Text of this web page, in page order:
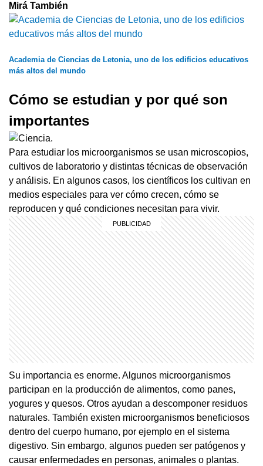
Mirá También
Academia de Ciencias de Letonia, uno de los edificios educativos
más altos del mundo
Cómo se estudian y por qué son
importantes
Para estudiar los microorganismos se usan microscopios,
cultivos de laboratorio y distintas técnicas de observación
y análisis. En algunos casos, los científicos los cultivan en
medios especiales para ver cómo crecen, cómo se
reproducen y qué condiciones necesitan para vivir.
Su importancia es enorme. Algunos microorganismos
participan en la producción de alimentos, como panes,
yogures y quesos. Otros ayudan a descomponer residuos
naturales. También existen microorganismos beneficiosos
dentro del cuerpo humano, por ejemplo en el sistema
digestivo. Sin embargo, algunos pueden ser patógenos y
causar enfermedades en personas, animales o plantas.